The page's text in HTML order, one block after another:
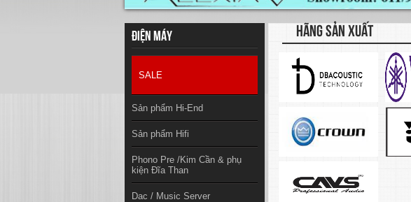
Điện máy
SALE
Sản phẩm Hi-End
Sản phẩm Hifi
Phono Pre /Kim Cần & phụ
kiện Đĩa Than
Dac / Music Server
HÃNG SẢN XUẤT